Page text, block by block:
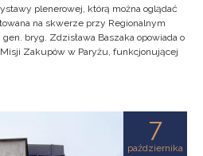
plenerowej, którą można oglądać
na skwerze przy Regionalnym
bryg. Zdzisława Baszaka opowiada o
Zakupów w Paryżu, funkcjonującej
7
października